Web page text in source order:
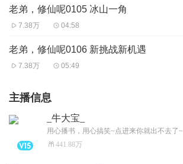
老弟，修仙呢0105 冰山一角
7.38万 04:58
老弟，修仙呢0106 新挑战新机遇
7.38万 05:49
主播信息
_牛大宝_
用心播书，用心搞笑~点进来你就出不去了~
441.88万